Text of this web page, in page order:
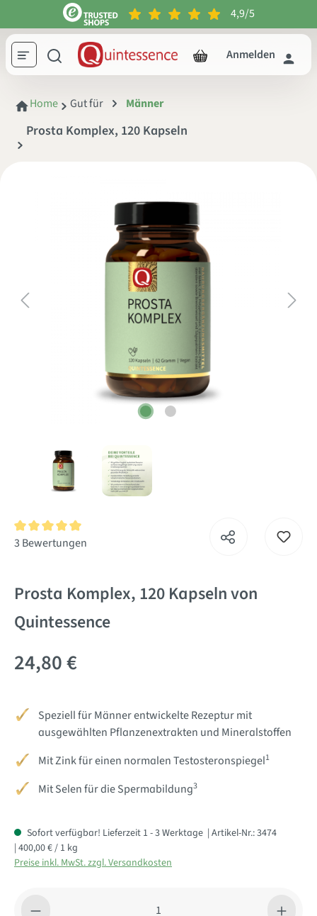
springen 4,9/5
Anmelden
Home Gut für Männer
Prosta Komplex, 120 Kapseln
Durchschnittliche Bewertung von 5 von 5 Sternen
3 Bewertungen
Prosta Komplex, 120 Kapseln von
Quintessence
24,80 €
Speziell für Männer entwickelte Rezeptur mit
ausgewählten Pflanzenextrakten und Mineralstoffen
Mit Zink für einen normalen Testosteronspiegel1
Mit Selen für die Spermabildung3
Sofort verfügbar! Lieferzeit 1 - 3 Werktage | Artikel-Nr.:3474
| 400,00 € / 1 kg
Preise inkl. MwSt. zzgl. Versandkosten
Produkt Anzahl: Gib den gewünschten Wert ein oder